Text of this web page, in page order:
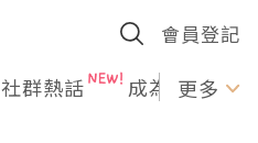
會員登記
社群熱話 成為U更多